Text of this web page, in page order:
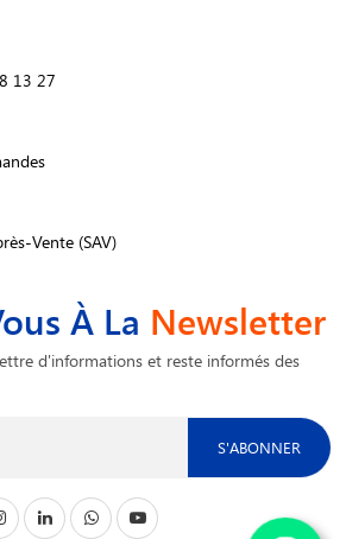
13 27
Vente (SAV)
À La Newsletter
d'informations et reste informés des
S'ABONNER